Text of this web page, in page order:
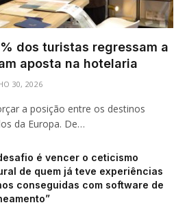
dos turistas regressam a
aposta na hotelaria
30, 2026
a posição entre os destinos
da Europa. De…
é vencer o ceticismo
de quem já teve experiências
conseguidas com software de